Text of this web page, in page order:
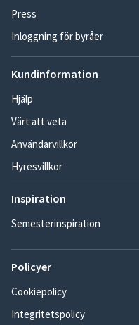
Press
Inloggning för byråer
Kundinformation
Hjälp
Värt att veta
Användarvillkor
Hyresvillkor
Inspiration
Semesterinspiration
Policyer
Cookiepolicy
Integritetspolicy